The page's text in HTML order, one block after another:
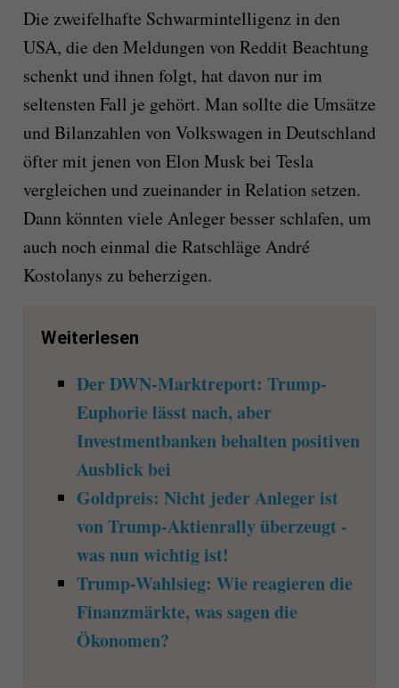
Die zweifelhafte Schwarmintelligenz in den
USA, die den Meldungen von Reddit Beachtung
schenkt und ihnen folgt, hat davon nur im
seltensten Fall je gehört. Man sollte die Umsätze
und Bilanzahlen von Volkswagen in Deutschland
öfter mit jenen von Elon Musk bei Tesla
vergleichen und zueinander in Relation setzen.
Dann könnten viele Anleger besser schlafen, um
auch noch einmal die Ratschläge André
Kostolanys zu beherzigen.
Weiterlesen
Der DWN-Marktreport: Trump-
Euphorie lässt nach, aber
Investmentbanken behalten positiven
Ausblick bei
Goldpreis: Nicht jeder Anleger ist
von Trump-Aktienrally überzeugt -
was nun wichtig ist!
Trump-Wahlsieg: Wie reagieren die
Finanzmärkte, was sagen die
Ökonomen?